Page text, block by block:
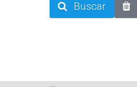
Buscar